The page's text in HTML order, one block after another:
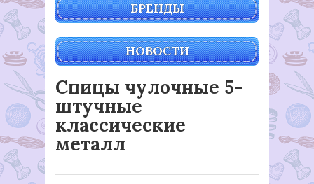
БРЕНДЫ
НОВОСТИ
Спицы чулочные 5-
штучные
классические
металл